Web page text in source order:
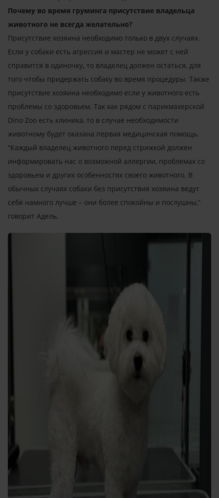
Почему во время груминга присутствие владельца
животного не всегда желательно?
Присутствие хозяина необходимо только в двух случаях.
Если у собаки есть агрессия и мастер не может с ней
справится в одиночку, то владелец должен остаться, для
того чтобы придержать собаку во время процедуры. Также
присутствие хозяина необходимо если у животного есть
проблемы со здоровьем. Так как рядом с парикмахерской
Dino Zoo есть клиника, то в случае необходимости
животному будет оказана первая медицинская помощь.
“Каждый владелец животного перед стрижкой должен
информировать нас о возможной аллергии, проблемах со
здоровьем и других особенностях своего животного. В
обычных случаях собаки без присутствия хозяина ведут
себя намного лучше – они более спокойны и послушны,”
говорит Адель.